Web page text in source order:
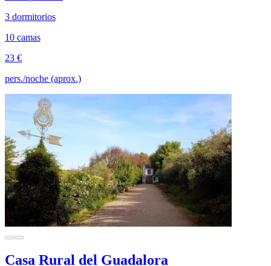
3 dormitorios
10 camas
23 €
pers./noche (aprox.)
Casa Rural del Guadalora